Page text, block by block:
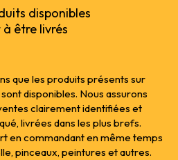
disponibles
à être livrés
que les produits présents sur
disponibles. Nous assurons
clairement identifiées et
livrées dans les plus brefs.
en commandant en même temps
pinceaux, peintures et autres.